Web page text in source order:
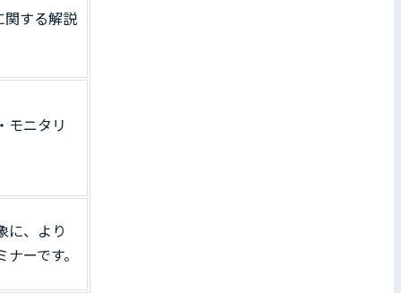
関する解説
モニタリ
に、より
ーです。